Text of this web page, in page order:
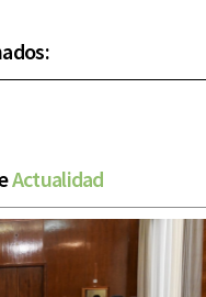
Actualidad